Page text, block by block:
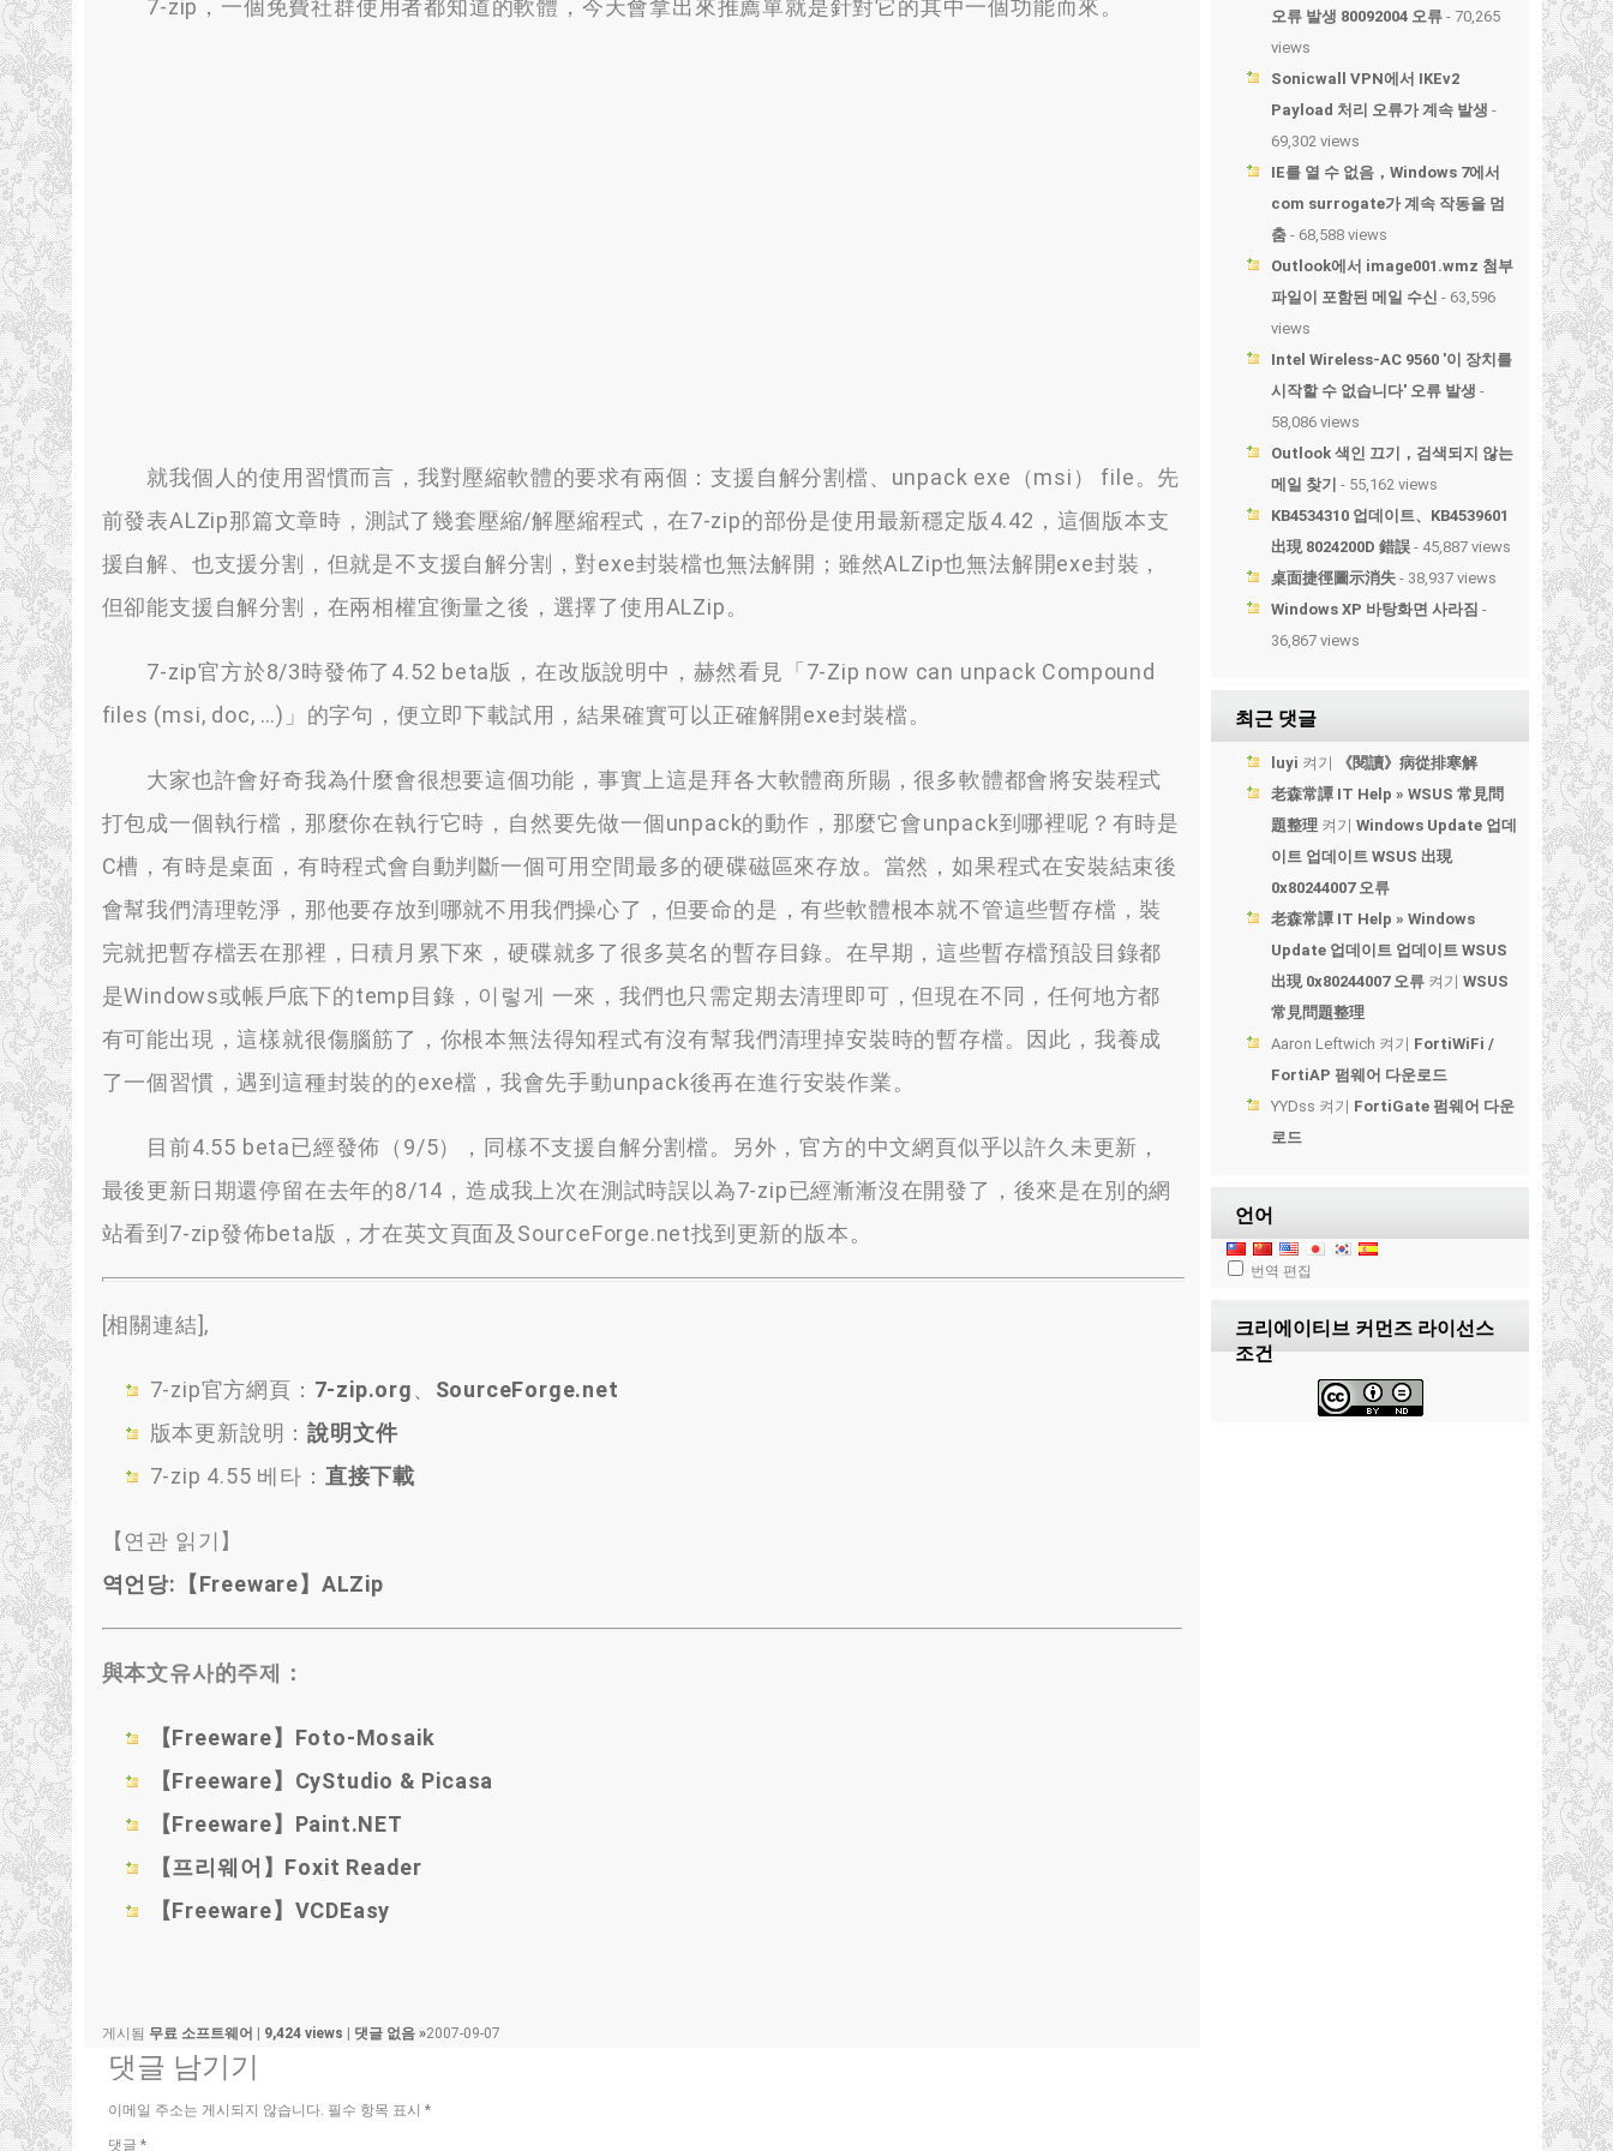
7-zip ， 一個免費社群使用者都知道的軟體 ， 今天會拿出來推薦單就是針對它的其中一個功能而來。
就我個人的使用習慣而言 ， 我對壓縮軟體的要求有兩個 ：支援自解分割檔、 unpack exe（msi） file。 先
前發表ALZip那篇文章時 ， 測試了幾套壓縮/解壓縮程式 ， 在7-zip的部份是使用最新穩定版4.42 ， 這個版本支
援自解、 也支援分割 ， 但就是不支援自解分割 ，對exe封裝檔也無法解開 ； 雖然ALZip也無法解開exe封裝 ，
但卻能支援自解分割
， 在兩相權宜衡量之後 ， 選擇了使用ALZip。
7-zip官方於8/3時發佈了4.52 beta版 ， 在改版說明中 ， 赫然看見「7-Zip now can unpack Compound
files (msi, doc, …) 」的字句 ， 便立即下載試用 ，結果確實可以正確解開exe封裝檔。
大家也許會好奇我為什麼會很想要這個功能 ，事實上這是拜各大軟體商所賜 ，很多軟體都會將安裝程式
打包成一個執行檔 ， 那麼你在執行它時 ， 自然要先做一個unpack的動作 ， 那麼它會unpack到哪裡呢？有時是
C槽 ， 有時是桌面 ， 有時程式會自動判斷一個可用空間最多的硬碟磁區來存放。 當然 ， 如果程式在安裝結束後
會幫我們清理乾淨 ， 那他要存放到哪就不用我們操心了 ， 但要命的是 ，有些軟體根本就不管這些暫存檔 ， 裝
完就把暫存檔丟在那裡 ， 日積月累下來 ， 硬碟就多了很多莫名的暫存目錄。 在早期 ，這些暫存檔預設目錄都
是Windows或帳戶底下的temp目錄 ，이렇게 一來， 我們也只需定期去清理即可 ，但現在不同 ，任何地方都
有可能出現 ，這樣就很傷腦筋了 ， 你根本無法得知程式有沒有幫我們清理掉安裝時的暫存檔。 因此 ， 我養成
了一個習慣 ，遇到這種封裝的的exe檔 ， 我會先手動unpack後再在進行安裝作業。
目前4.55 beta已經發佈（9/5） ， 同樣不支援自解分割檔。 另外 ，官方的中文網頁似乎以許久未更新 ，
最後更新日期還停留在去年的8/14 ， 造成我上次在測試時誤以為7-zip已經漸漸沒在開發了 ， 後來是在別的網
站看到7-zip發佈beta版 ， 才在英文頁面及SourceForge.net找到更新的版本。
[相關連結],
7-zip官方網頁 ： 7-zip.org、 SourceForge.net
版本更新說明 ：說明文件
7-zip 4.55 베타： 直接下載
【연관 읽기】
역언당: 【Freeware】ALZip
與本文유사的주제：
【Freeware】Foto-Mosaik
【Freeware】CyStudio & Picasa
【Freeware】Paint.NET
【프리웨어】Foxit Reader
【Freeware】VCDEasy
게시됨 무료 소프트웨어 9,424 views 댓글 없음 »2007-09-07
댓글 남기기
이메일 주소는 게시되지 않습니다. 필수 항목 표시 *
댓글 *
오류 발생 80092004 오류 - 70,265
views
Sonicwall VPN에서 IKEv2
Payload 처리 오류가 계속 발생 -
69,302 views
IE를 열 수 없음，Windows 7에서
com surrogate가 계속 작동을 멈
춤 - 68,588 views
Outlook에서 image001.wmz 첨부
파일이 포함된 메일 수신 - 63,596
views
Intel Wireless-AC 9560 '이 장치를
시작할 수 없습니다' 오류 발생 -
58,086 views
Outlook 색인 끄기，검색되지 않는
메일 찾기 - 55,162 views
KB4534310 업데이트、KB4539601
出現 8024200D 錯誤 - 45,887 views
桌面捷徑圖示消失 - 38,937 views
Windows XP 바탕화면 사라짐 -
36,867 views
최근 댓글
luyi 켜기
《閱讀》病從排寒解
老森常譚 IT Help » WSUS 常見問
題整理 켜기 Windows Update 업데
이트 업데이트 WSUS 出現
0x80244007 오류
老森常譚 IT Help » Windows
Update 업데이트 업데이트 WSUS
出現 0x80244007 오류 켜기 WSUS
常見問題整理
Aaron Leftwich 켜기 FortiWiFi /
FortiAP 펌웨어 다운로드
YYDss 켜기 FortiGate 펌웨어 다운
로드
언어
번역 편집
크리에이티브 커먼즈 라이선스
조건